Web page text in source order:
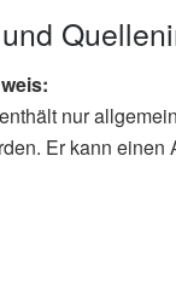
nur
Er kann einen